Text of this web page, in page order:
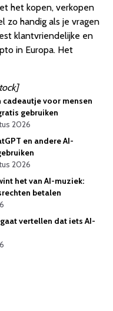
het kopen, verkopen
zo handig als je vragen
klantvriendelijke en
in Europa. Het
cadeautje voor mensen
gebruiken
2026
en andere AI-
2026
het van AI-muziek:
betalen
vertellen dat iets AI-